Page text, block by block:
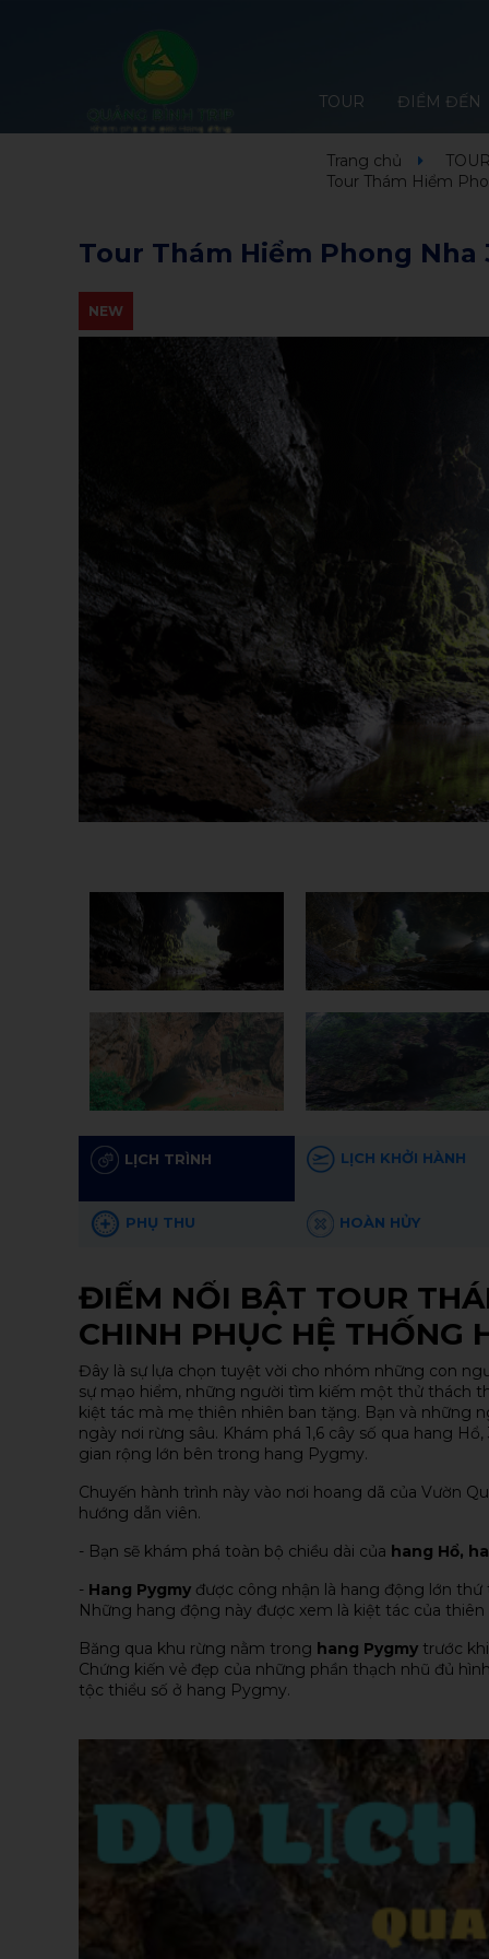
TOUR ĐIỂM ĐẾN
Trang chủ
Tour Thám Hiểm
Tour Thám Hiểm Phong Nha
NEW
LỊCH TRÌNH LỊCH KHỞI HÀNH
PHỤ THU HOÀN HỦY
ĐIỂM NỔI BẬT TOUR
CHINH PHỤC HỆ THỐNG
Đây là sự lựa chọn tuyệt vời cho nhóm những con
sự mạo hiểm, những người tìm kiếm một thử thách
kiệt tác mà mẹ thiên nhiên ban tặng. Bạn và những
ngày nơi rừng sâu. Khám phá 1,6 cây số qua hang
gian rộng lớn bên trong hang Pygmy.
Chuyến hành trình này vào nơi hoang dã của Vườn
hướng dẫn viên.
- Bạn sẽ khám phá toàn bộ chiều dài của hang Hổ,
- Hang Pygmy được công nhận là hang động lớn
Những hang động này được xem là kiệt tác của
Băng qua khu rừng nằm trong hang Pygmy trước
Chứng kiến vẻ đẹp của những phần thạch nhũ đủ
tộc thiểu số ở hang Pygmy.